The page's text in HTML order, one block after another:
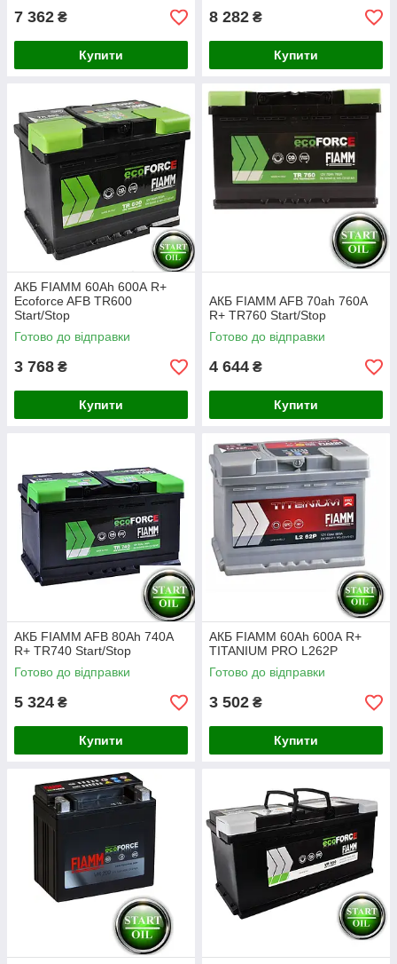
7 362 ₴
Купити
8 282 ₴
Купити
АКБ FIAMM 60Ah 600А R+
Ecoforce AFB TR600
Start/Stop
Готово до відправки
3 768 ₴
Купити
АКБ FIAMM AFB 70ah 760A
R+ TR760 Start/Stop
Готово до відправки
4 644 ₴
Купити
АКБ FIAMM AFB 80Ah 740A
R+ TR740 Start/Stop
Готово до відправки
5 324 ₴
Купити
АКБ FIAMM 60Ah 600А R+
TITANIUM PRO L262P
Готово до відправки
3 502 ₴
Купити